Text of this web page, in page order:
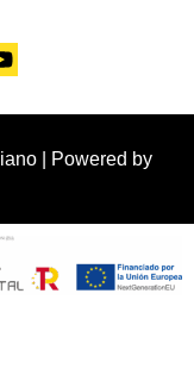
| Powered by